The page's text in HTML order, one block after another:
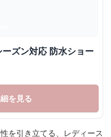
ズン対応 防水ショー
を見る
を引き立てる、レディース